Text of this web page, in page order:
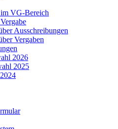
im VG-Bereich
Ausschreibungen
Vergaben
2026
2025